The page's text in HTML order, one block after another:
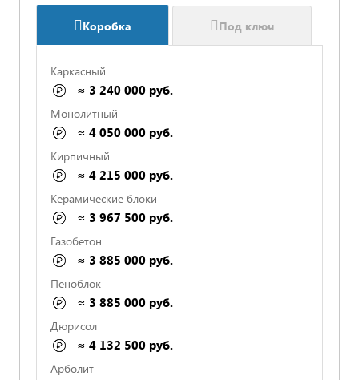
Коробка Под ключ
Каркасный
≈ 3 240 000 руб.
Монолитный
≈ 4 050 000 руб.
Кирпичный
≈ 4 215 000 руб.
Керамические блоки
≈ 3 967 500 руб.
Газобетон
≈ 3 885 000 руб.
Пеноблок
≈ 3 885 000 руб.
Дюрисол
≈ 4 132 500 руб.
Арболит